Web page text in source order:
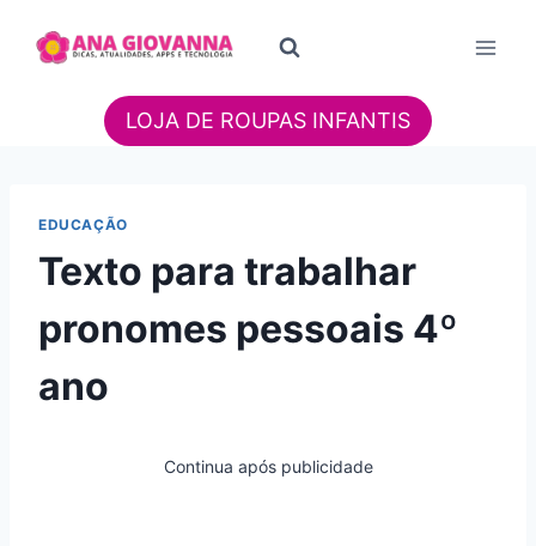
para
LOJA DE ROUPAS INFANTIS
EDUCAÇÃO
Texto para trabalhar
pronomes pessoais 4º
ano
Continua após publicidade